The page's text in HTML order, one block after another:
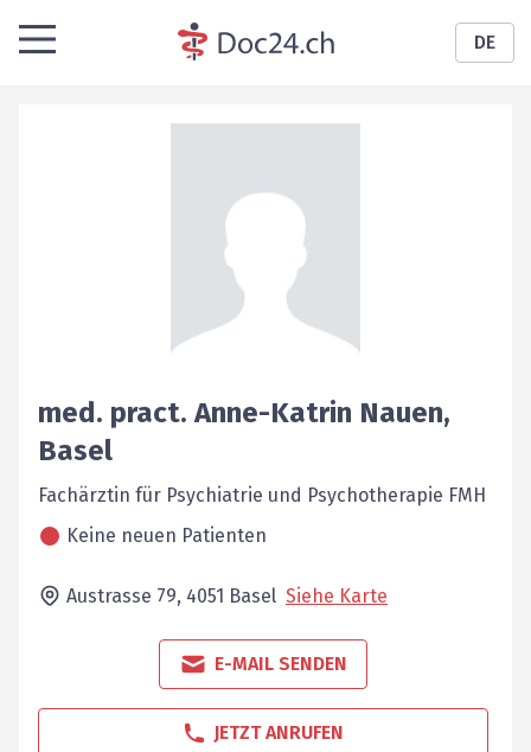
DE
med. pract. Anne-Katrin Nauen,
Basel
Fachärztin für Psychiatrie und Psychotherapie FMH
Keine neuen Patienten
Austrasse 79, 4051 Basel Siehe Karte
E-MAIL SENDEN
JETZT ANRUFEN